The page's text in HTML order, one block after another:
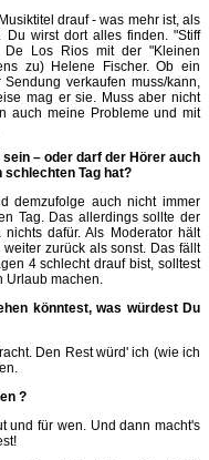
drauf - was mehr ist, als
wirst dort alles finden. "Stiff
Los Rios mit der "Kleinen
zu) Helene Fischer. Ob ein
verkaufen muss/kann,
mag er sie. Muss aber nicht
auch meine Probleme und mit
– oder darf der Hörer auch
Tag hat?
demzufolge auch nicht immer
Tag. Das allerdings sollte der
dafür. Als Moderator hält
zurück als sonst. Das fällt
4 schlecht drauf bist, solltest
machen.
könntest, was würdest Du
Den Rest würd' ich (wie ich
?
und für wen. Und dann macht's